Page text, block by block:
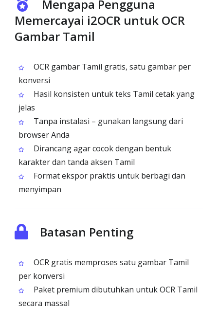
Mengapa Pengguna
Memercayai i2OCR untuk OCR
Gambar Tamil
OCR gambar Tamil gratis, satu gambar per
konversi
Hasil konsisten untuk teks Tamil cetak yang
jelas
Tanpa instalasi – gunakan langsung dari
browser Anda
Dirancang agar cocok dengan bentuk
karakter dan tanda aksen Tamil
Format ekspor praktis untuk berbagi dan
menyimpan
Batasan Penting
OCR gratis memproses satu gambar Tamil
per konversi
Paket premium dibutuhkan untuk OCR Tamil
secara massal